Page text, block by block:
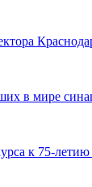
в мире
к 75-